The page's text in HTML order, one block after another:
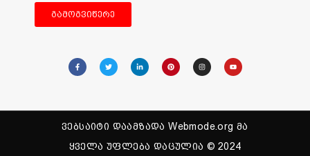
გამოგვიწერე
ვებსაიტი დაამზადა Webmode.org მა
ყველა უფლება დაცულია © 2024